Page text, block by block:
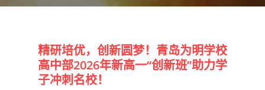
精研培优，创新圆梦！青岛为明学校
高中部2026年新高一“创新班”助力学
子冲刺名校！